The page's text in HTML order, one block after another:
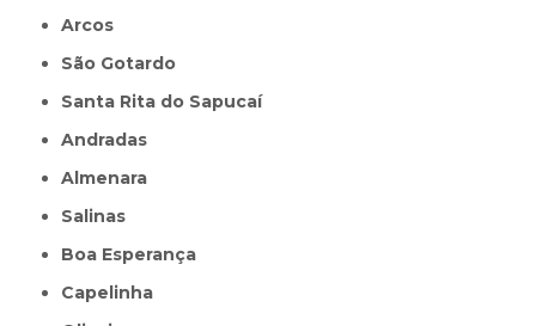
Arcos
São Gotardo
Santa Rita do Sapucaí
Andradas
Almenara
Salinas
Boa Esperança
Capelinha